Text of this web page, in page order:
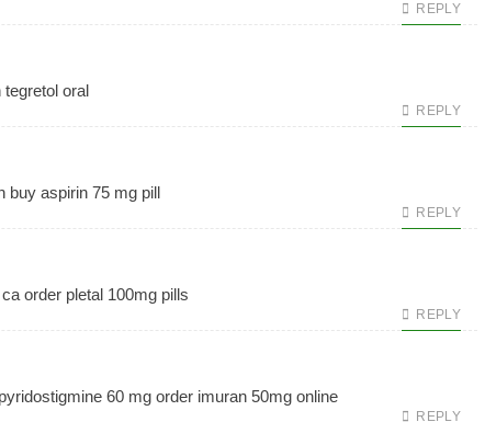
REPLY
tegretol oral
REPLY
buy aspirin 75 mg pill
REPLY
order pletal 100mg pills
REPLY
60 mg order imuran 50mg online
REPLY